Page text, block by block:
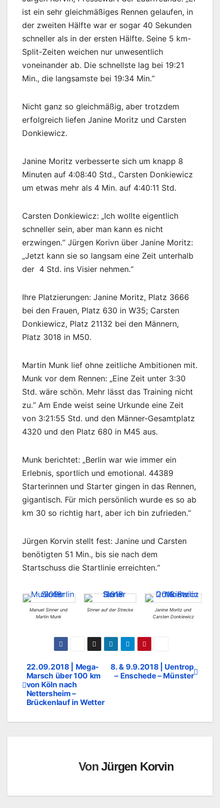
ist ein sehr gleichmäßiges Rennen gelaufen, in
der zweiten Hälfte war er sogar 40 Sekunden
schneller als in der ersten Hälfte. Seine 5 km-
Split-Zeiten weichen nur unwesentlich
voneinander ab. Die schnellste lag bei 19:21
Min., die langsamste bei 19:34 Min.“
Nicht ganz so gleichmäßig, aber trotzdem
erfolgreich liefen Janine Moritz und Carsten
Donkiewicz.
Janine Moritz verbesserte sich um knapp 8
Minuten auf 4:08:40 Std., Carsten Donkiewicz
um etwas mehr als 4 Min. auf 4:40:11 Std.
Carsten Donkiewicz: „Ich wollte eigentlich
schneller sein, aber man kann es nicht
erzwingen.“ Jürgen Korivn über Janine Moritz:
„Jetzt kann sie so langsam eine Zeit unterhalb
der 4 Std. ins Visier nehmen.“
Ihre Platzierungen: Janine Moritz, Platz 3666
bei den Frauen, Platz 630 in W35; Carsten
Donkiewicz, Platz 21132 bei den Männern,
Platz 3018 in M50.
Martin Munk lief ohne zeitliche Ambitionen mit.
Munk vor dem Rennen: „Eine Zeit unter 3:30
Std. wäre schön. Mehr lässt das Training nicht
zu.“ Am Ende weist seine Urkunde eine Zeit
von 3:21:55 Std. und den Männer-Gesamtplatz
4320 und den Platz 680 in M45 aus.
Munk berichtet: „Berlin war wie immer ein
Erlebnis, sportlich und emotional. 44389
Starterinnen und Starter gingen in das Rennen,
gigantisch. Für mich persönlich wurde es so ab
km 30 so richtig hart, aber ich bin zufrieden.“
Jürgen Korvin stellt fest: Janine und Carsten
benötigten 51 Min., bis sie nach dem
Startschuss die Startlinie erreichten.“
Manuel Sinner und
Martin Munk
Sinner auf der Strecke
Janine Moritz und
Carsten Donkiewicz
Beitragsnavigation8. & 9.9.2018 | Uentrop
– Enschede – Münster
22.09.2018 | Mega-
Marsch über 100 km
von Köln nach
Nettersheim –
Brückenlauf in Wetter
VonJürgen Korvin